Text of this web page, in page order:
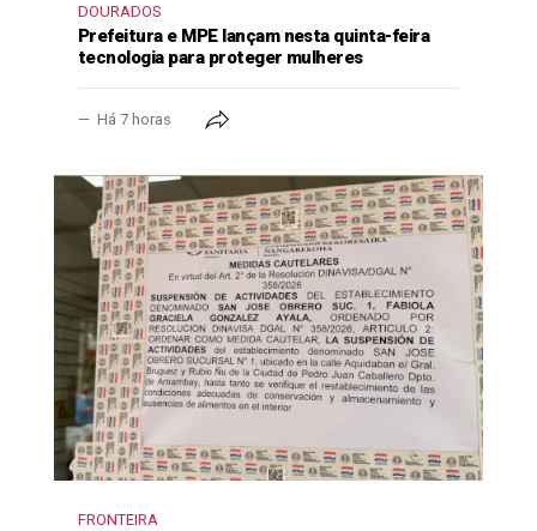
DOURADOS
Prefeitura e MPE lançam nesta quinta-feira
tecnologia para proteger mulheres
Há 7 horas
FRONTEIRA